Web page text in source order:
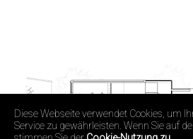
Diese Webseite verwendet Cookies, um
Service zu gewährleisten. Wenn Sie auf